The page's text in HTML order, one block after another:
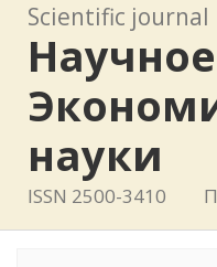
Scientific journal
науки
ISSN 2500-3410